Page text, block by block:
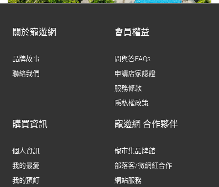
關於寵遊網
品牌故事
聯絡我們
會員權益
問與答FAQs
申請店家認證
服務條款
隱私權政策
購買資訊
個人資訊
我的最愛
我的預訂
寵遊網 合作夥伴
寵市集品牌館
部落客/微網紅合作
網站服務